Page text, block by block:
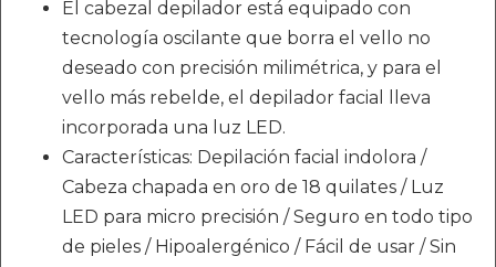
El cabezal depilador está equipado con
tecnología oscilante que borra el vello no
deseado con precisión milimétrica, y para el
vello más rebelde, el depilador facial lleva
incorporada una luz LED.
Características: Depilación facial indolora /
Cabeza chapada en oro de 18 quilates / Luz
LED para micro precisión / Seguro en todo tipo
de pieles / Hipoalergénico / Fácil de usar / Sin